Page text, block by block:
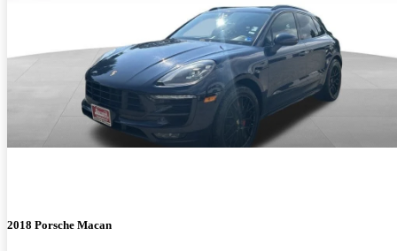
2018 Porsche Macan